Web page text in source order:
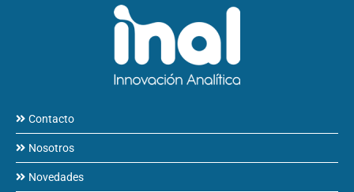
Contacto
Nosotros
Novedades